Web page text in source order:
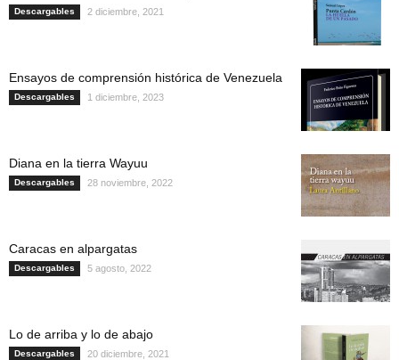
Descargables 2 diciembre, 2021
Ensayos de comprensión histórica de Venezuela
Descargables 1 diciembre, 2023
Diana en la tierra Wayuu
Descargables 28 noviembre, 2022
Caracas en alpargatas
Descargables 5 agosto, 2022
Lo de arriba y lo de abajo
Descargables 20 diciembre, 2021